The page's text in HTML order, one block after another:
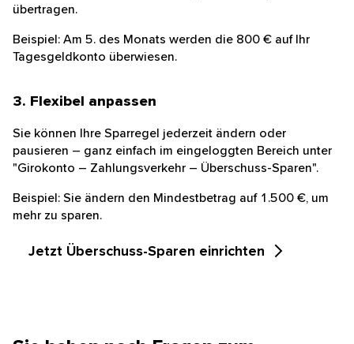
übertragen.
Beispiel: Am 5. des Monats werden die 800 € auf Ihr
Tagesgeldkonto überwiesen.
3. Flexibel anpassen
Sie können Ihre Sparregel jederzeit ändern oder
pausieren – ganz einfach im eingeloggten Bereich unter
"Girokonto – Zahlungsverkehr – Überschuss-Sparen".
Beispiel: Sie ändern den Mindestbetrag auf 1.500 €, um
mehr zu sparen.
Jetzt Überschuss-Sparen einrichten